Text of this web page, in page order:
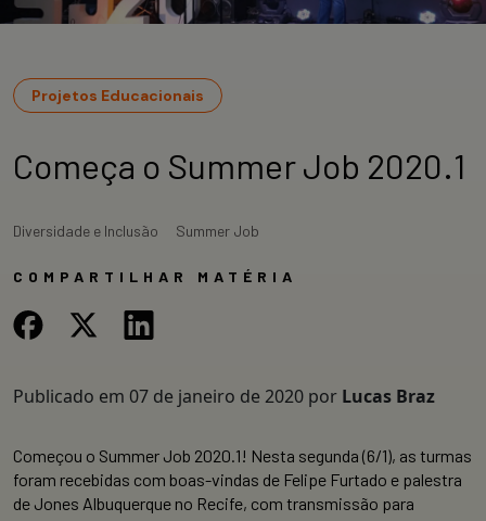
Projetos Educacionais
Começa o Summer Job 2020.1
Diversidade e Inclusão Summer Job
COMPARTILHAR MATÉRIA
Publicado em 07 de janeiro de 2020 por Lucas Braz
Começou o Summer Job 2020.1! Nesta segunda (6/1), as turmas
foram recebidas com boas-vindas de Felipe Furtado e palestra
de Jones Albuquerque no Recife, com transmissão para